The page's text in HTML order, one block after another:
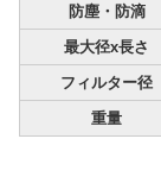
防塵・防滴
最大径x長さ
フィルター径
重量